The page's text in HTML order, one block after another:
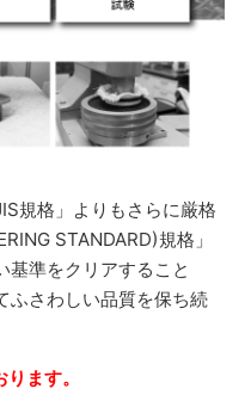
規格」よりもさらに厳格
STANDARD)規格」
基準をクリアすること
ふさわしい品質を保ち続
ます。